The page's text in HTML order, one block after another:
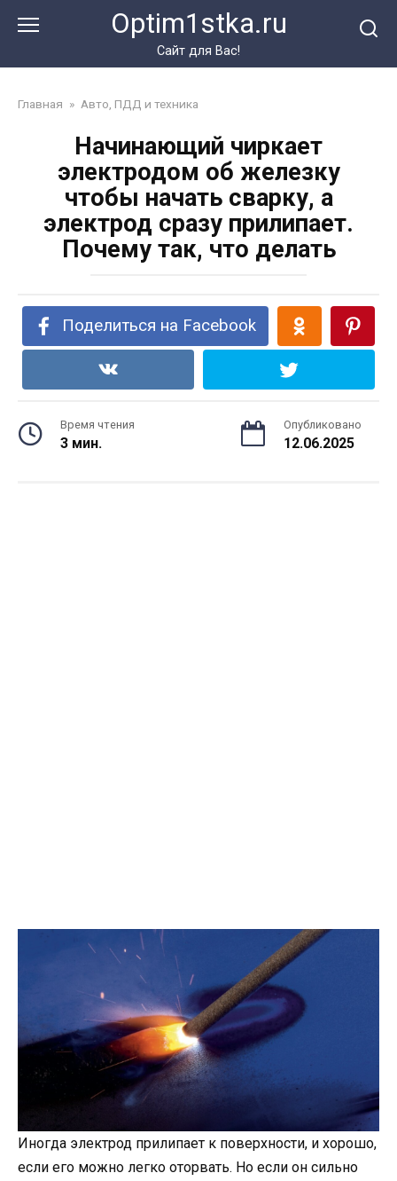
Optim1stka.ru
Сайт для Вас!
Главная » Авто, ПДД и техника
Начинающий чиркает
электродом об железку
чтобы начать сварку, а
электрод сразу прилипает.
Почему так, что делать
Поделиться на Facebook
Время чтения
3 мин.
Опубликовано
12.06.2025
Иногда электрод прилипает к поверхности, и хорошо,
если его можно легко оторвать. Но если он сильно